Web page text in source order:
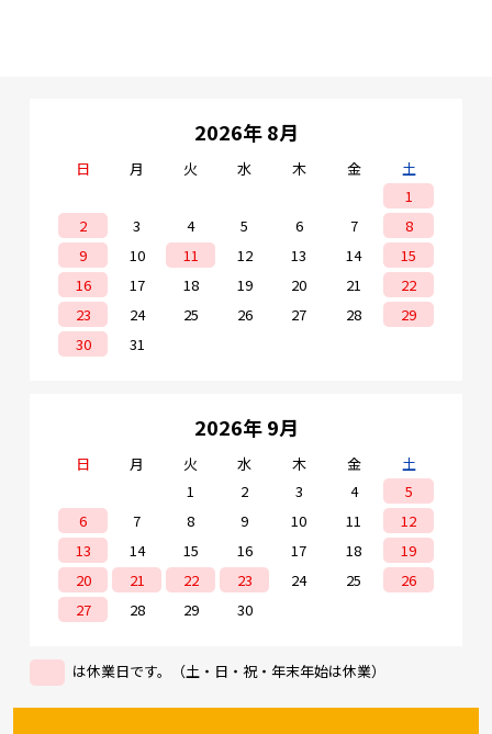
2026年 8月
日 月 火 水 木 金
土
1
2
3 4 5 6 7
8
9
10 11 12 13 14
15
16
17 18 19 20 21
22
23
24 25 26 27 28
29
30
31
2026年 9月
日 月 火 水 木 金
土
1
2 3 4
5
6
7 8 9 10 11
12
13
14 15 16 17 18
19
20
21 22 23 24 25
26
27
28 29 30
は休業日です。（土・日・祝・年末年始は休業）